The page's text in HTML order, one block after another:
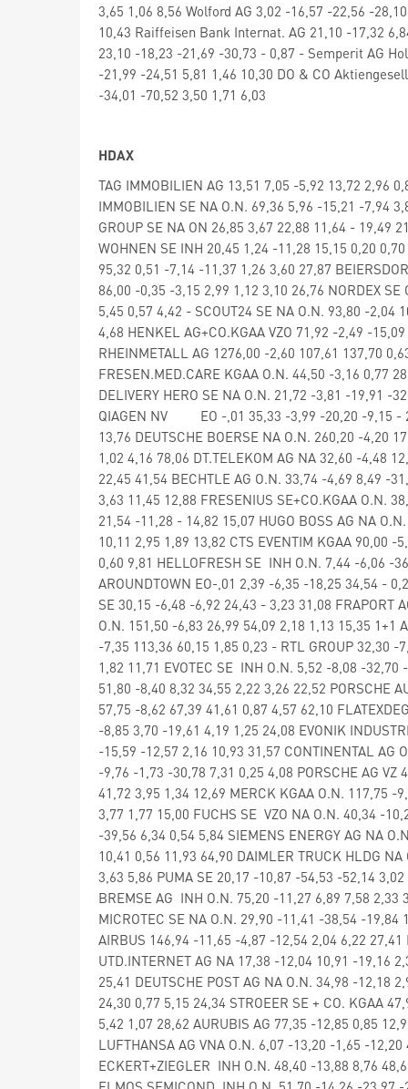
3,65 1,06 8,56 Wolford AG 3,02 -16,57 -22,56 -
10,43 Raiffeisen Bank Internat. AG 21,10 -17,32
23,10 -18,23 -21,69 -30,73 - 0,87 - Semperit AG
-21,99 -24,51 5,81 1,46 10,30 DO & CO
-34,01 -70,52 3,50 1,71 6,03
HDAX
TAG IMMOBILIEN AG 13,51 7,05 -5,92 13,72 2,96
IMMOBILIEN SE NA O.N. 69,36 5,96 -15,21 -7,94
GROUP SE NA ON 26,85 3,67 22,88 11,64 - 19,49
WOHNEN SE INH 20,45 1,24 -11,28 15,15 0,20
95,32 0,51 -7,14 -11,37 1,26 3,60 27,87
86,00 -0,35 -3,15 2,99 1,12 3,10 26,76 NORDEX
5,45 0,57 4,42 - SCOUT24 SE NA O.N. 93,80 -
4,68 HENKEL AG+CO.KGAA VZO 71,92 -2,49 -
RHEINMETALL AG 1276,00 -2,60 107,61 137,70
FRESEN.MED.CARE KGAA O.N. 44,50 -3,16 0,77
DELIVERY HERO SE NA O.N. 21,72 -3,81 -19,91 -
QIAGEN NV EO -,01 35,33 -3,99 -20,20 -9,15 -
13,76 DEUTSCHE BOERSE NA O.N. 260,20 -4,20
1,02 4,16 78,06 DT.TELEKOM AG NA 32,60 -4,48
22,45 41,54 BECHTLE AG O.N. 33,74 -4,69 8,49 -
3,63 11,45 12,88 FRESENIUS SE+CO.KGAA O.N.
21,54 -11,28 - 14,82 15,07 HUGO BOSS AG NA
10,11 2,95 1,89 13,82 CTS EVENTIM KGAA 90,00
0,60 9,81 HELLOFRESH SE INH O.N. 7,44 -6,06 -
AROUNDTOWN EO-,01 2,39 -6,35 -18,25 34,54 -
SE 30,15 -6,48 -6,92 24,43 - 3,23 31,08 FRAPORT
O.N. 151,50 -6,83 26,99 54,09 2,18 1,13 15,35 1+1
-7,35 113,36 60,15 1,85 0,23 - RTL GROUP 32,30
1,82 11,71 EVOTEC SE INH O.N. 5,52 -8,08 -
51,80 -8,40 8,32 34,55 2,22 3,26 22,52 PORSCHE
57,75 -8,62 67,39 41,61 0,87 4,57 62,10
-8,85 3,70 -19,61 4,19 1,25 24,08 EVONIK
-15,59 -12,57 2,16 10,93 31,57 CONTINENTAL AG
-9,76 -1,73 -30,78 7,31 0,25 4,08 PORSCHE AG
41,72 3,95 1,34 12,69 MERCK KGAA O.N. 117,75
3,77 1,77 15,00 FUCHS SE VZO NA O.N. 40,34 -
-39,56 6,34 0,54 5,84 SIEMENS ENERGY AG NA
10,41 0,56 11,93 64,90 DAIMLER TRUCK HLDG
3,63 5,86 PUMA SE 20,17 -10,87 -54,53 -52,14
BREMSE AG INH O.N. 75,20 -11,27 6,89 7,58
MICROTEC SE NA O.N. 29,90 -11,41 -38,54 -
AIRBUS 146,94 -11,65 -4,87 -12,54 2,04 6,22
UTD.INTERNET AG NA 17,38 -12,04 10,91 -19,16
25,41 DEUTSCHE POST AG NA O.N. 34,98 -12,18
24,30 0,77 5,15 24,34 STROEER SE + CO. KGAA
5,42 1,07 28,62 AURUBIS AG 77,35 -12,85 0,85
LUFTHANSA AG VNA O.N. 6,07 -13,20 -1,65 -
ECKERT+ZIEGLER INH O.N. 48,40 -13,88 8,76